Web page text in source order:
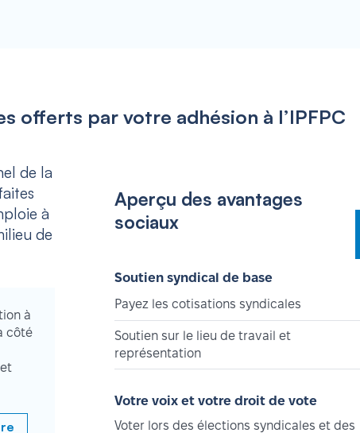
offerts par votre adhésion à l’IPFPC
de la
à
de
à
côté
Aperçu des avantages
sociaux
Soutien syndical de base
Payez les cotisations syndicales
Soutien sur le lieu de travail et
représentation
Votre voix et votre droit de vote
Voter lors des élections syndicales et des